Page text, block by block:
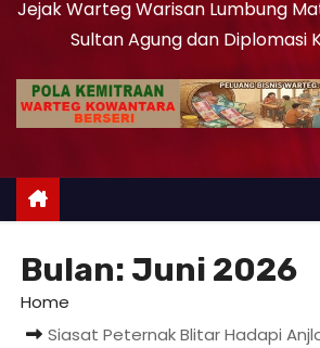
Jejak Warteg Warisan Lumbung
Sultan Agung dan Diplomasi
Bulan: Juni 2026
Home
Siasat Peternak Blitar Hadapi